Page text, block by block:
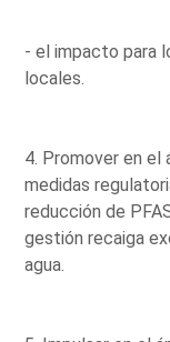
- el impacto para
locales.
4. Promover en el
medidas
reducción de
gestión recaiga
agua.